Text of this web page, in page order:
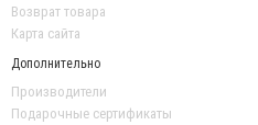
Возврат товара
Карта сайта
Дополнительно
Производители
Подарочные сертификаты